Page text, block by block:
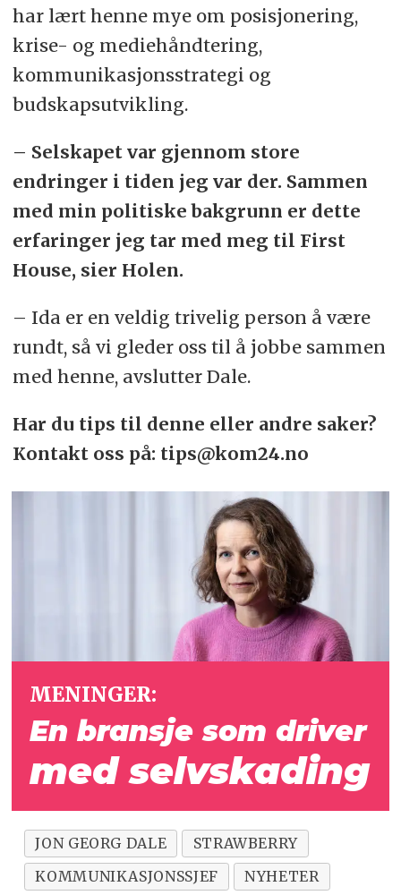
har lært henne mye om posisjonering,
krise- og mediehåndtering,
kommunikasjonsstrategi og
budskapsutvikling.
– Selskapet var gjennom store
endringer i tiden jeg var der. Sammen
med min politiske bakgrunn er dette
erfaringer jeg tar med meg til First
House, sier Holen.
– Ida er en veldig trivelig person å være
rundt, så vi gleder oss til å jobbe sammen
med henne, avslutter Dale.
Har du tips til denne eller andre saker?
Kontakt oss på: tips@kom24.no
MENINGER:
En bransje som driver
med selvskading
JON GEORG DALE
STRAWBERRY
KOMMUNIKASJONSSJEF
NYHETER